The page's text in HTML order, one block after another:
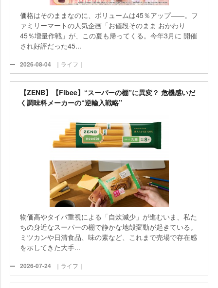
価格はそのままなのに、ボリュームは45％アップ――。フ
ァミリーマートの人気企画「お値段そのまま おかわり
45％増量作戦」が、この夏も帰ってくる。今年3月に 開催
され好評だった45...
2026-08-04 ｜ライフ｜
【ZENB】【Fibee】“スーパーの棚”に異変？ 危機感いだ
く調味料メーカーの“逆輸入戦略”
物価高やタイパ重視による「自炊減少」が進むいま、私た
ちの身近なスーパーの棚で静かな地殻変動が起きている。
ミツカンや日清食品、味の素など、これまで売場で存在感
を示してきた大手...
2026-07-24 ｜ライフ｜